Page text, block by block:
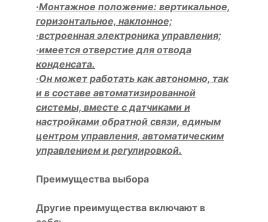
·Монтажное положение: вертикальное,
горизонтальное, наклонное;
·встроенная электроника управления;
·имеется отверстие для отвода
конденсата.
·Он может работать как автономно, так
и в составе автоматизированной
системы, вместе с датчиками и
настройками обратной связи, единым
центром управления, автоматическим
управлением и регулировкой.
Преимущества выбора
Другие преимущества включают в